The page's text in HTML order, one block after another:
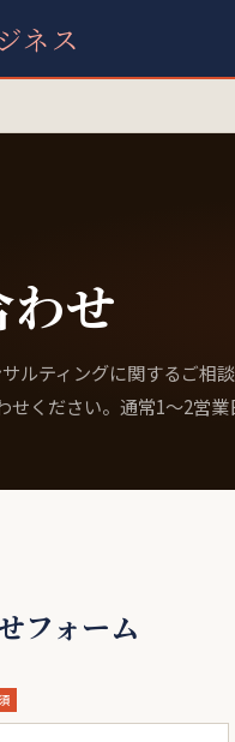
ネス
せ
ルティングに関するご相
せください。通常1〜2営業
フォーム